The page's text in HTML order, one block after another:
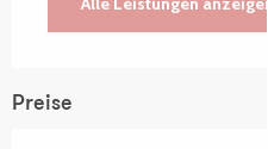
Preise